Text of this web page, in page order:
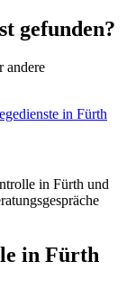
gefunden?
andere
in Fürth
in Fürth und
in Fürth